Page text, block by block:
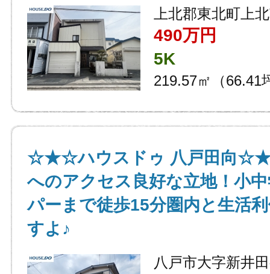
上北郡東北町上
490万円
5K
219.57㎡（66.41
☆★☆ハウスドゥ 八戸田向
へのアクセス良好な立地！小
パーまで徒歩15分圏内と生活
すよ♪
八戸市大字新井